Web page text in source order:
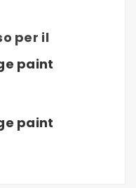
per il
paint
paint